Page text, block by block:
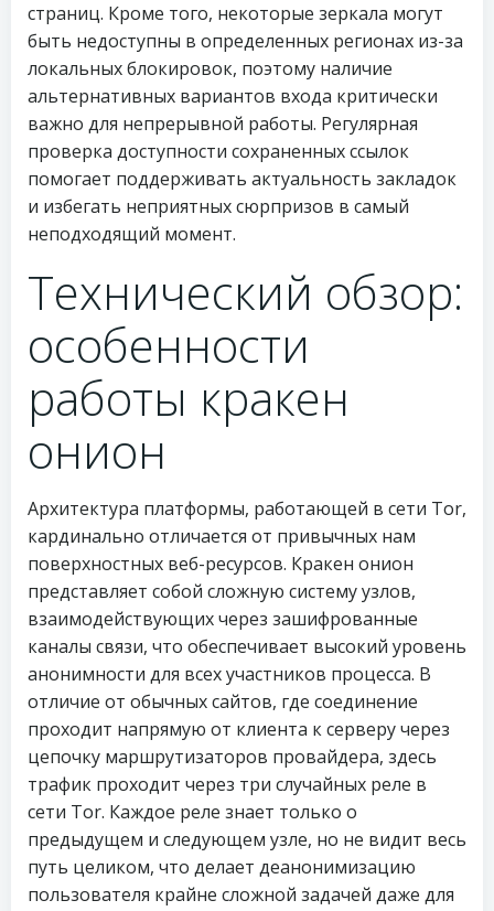
страниц. Кроме того, некоторые зеркала могут
быть недоступны в определенных регионах из-за
локальных блокировок, поэтому наличие
альтернативных вариантов входа критически
важно для непрерывной работы. Регулярная
проверка доступности сохраненных ссылок
помогает поддерживать актуальность закладок
и избегать неприятных сюрпризов в самый
неподходящий момент.
Технический обзор:
особенности
работы кракен
онион
Архитектура платформы, работающей в сети Tor,
кардинально отличается от привычных нам
поверхностных веб-ресурсов. Кракен онион
представляет собой сложную систему узлов,
взаимодействующих через зашифрованные
каналы связи, что обеспечивает высокий уровень
анонимности для всех участников процесса. В
отличие от обычных сайтов, где соединение
проходит напрямую от клиента к серверу через
цепочку маршрутизаторов провайдера, здесь
трафик проходит через три случайных реле в
сети Tor. Каждое реле знает только о
предыдущем и следующем узле, но не видит весь
путь целиком, что делает деанонимизацию
пользователя крайне сложной задачей даже для